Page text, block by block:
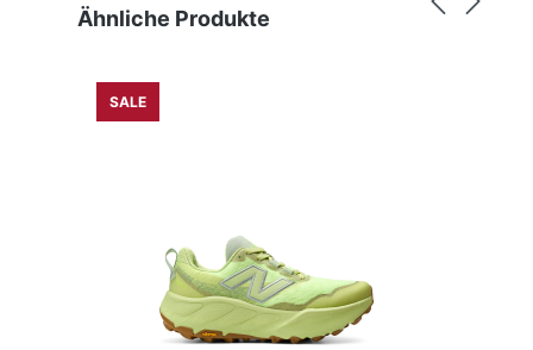
Produktgalerie überspringen
Ähnliche Produkte
SALE